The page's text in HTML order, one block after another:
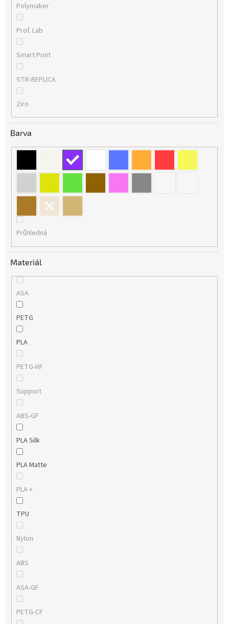
Polymaker
Prof. Lab
Smart Print
STR-REPLICA
Ziro
Barva
Průhledná
Materiál
ASA
PETG
PLA
PETG-HF
Support
ABS-GF
PLA Silk
PLA Matte
PLA +
TPU
Nylon
ABS
ASA-GF
PETG-CF